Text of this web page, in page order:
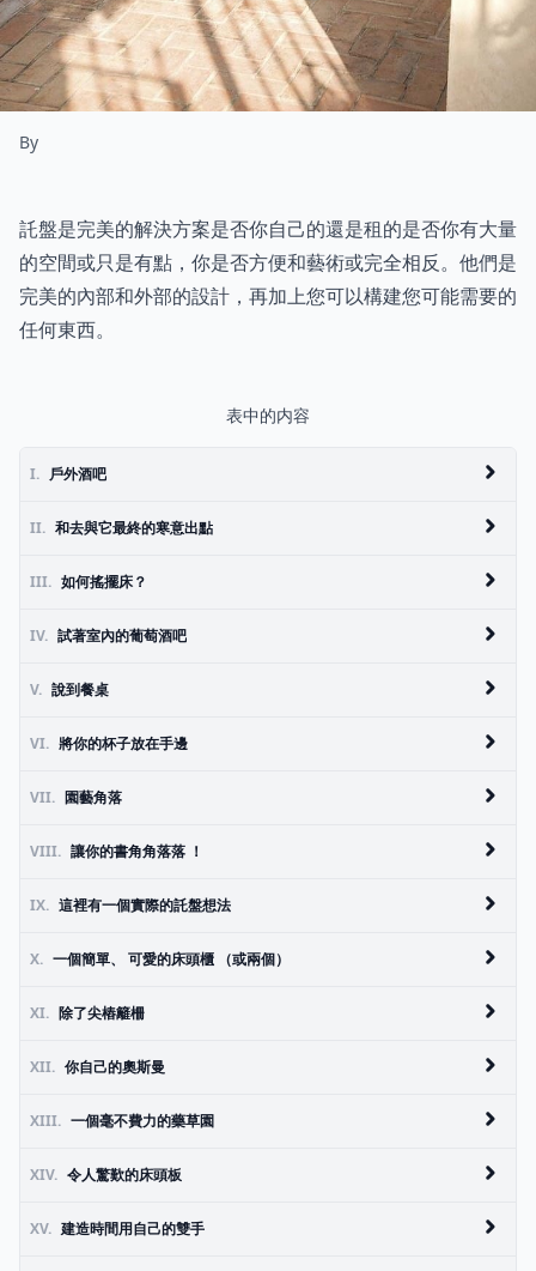
By
託盤是完美的解決方案是否你自己的還是租的是否你有大量
的空間或只是有點，你是否方便和藝術或完全相反。他們是
完美的內部和外部的設計，再加上您可以構建您可能需要的
任何東西。
表中的内容
I. 戶外酒吧
II. 和去與它最終的寒意出點
III. 如何搖擺床？
IV. 試著室內的葡萄酒吧
V. 說到餐桌
VI. 將你的杯子放在手邊
VII. 園藝角落
VIII. 讓你的書角角落落 ！
IX. 這裡有一個實際的託盤想法
X. 一個簡單、 可愛的床頭櫃 （或兩個）
XI. 除了尖樁籬柵
XII. 你自己的奧斯曼
XIII. 一個毫不費力的藥草園
XIV. 令人驚歎的床頭板
XV. 建造時間用自己的雙手